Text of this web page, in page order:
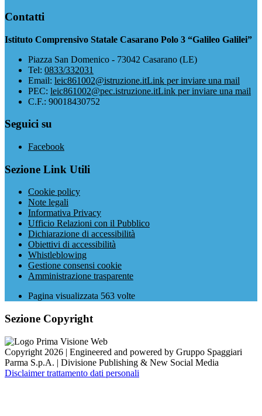
Contatti
Istituto Comprensivo Statale Casarano Polo 3 “Galileo Galilei”
Piazza San Domenico - 73042 Casarano (LE)
Tel: 0833/332031
Email: leic861002@istruzione.itLink per inviare una mail
PEC: leic861002@pec.istruzione.itLink per inviare una mail
C.F.: 90018430752
Seguici su
Facebook
Sezione Link Utili
Cookie policy
Note legali
Informativa Privacy
Ufficio Relazioni con il Pubblico
Dichiarazione di accessibilità
Obiettivi di accessibilità
Whistleblowing
Gestione consensi cookie
Amministrazione trasparente
Pagina visualizzata 563 volte
Sezione Copyright
Copyright 2026 | Engineered and powered by Gruppo Spaggiari
Parma S.p.A. | Divisione Publishing & New Social Media
Disclaimer trattamento dati personali